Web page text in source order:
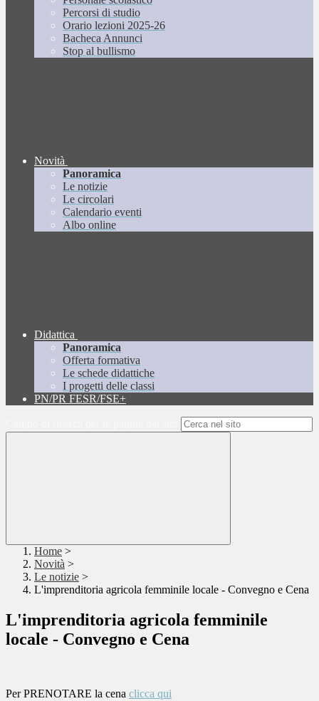
Percorsi di studio
Orario lezioni 2025-26
Bacheca Annunci
Stop al bullismo
Novità
Panoramica
Le notizie
Le circolari
Calendario eventi
Albo online
Didattica
Panoramica
Offerta formativa
Le schede didattiche
I progetti delle classi
PN/PR FESR/FSE+
Home >
Novità >
Le notizie >
L'imprenditoria agricola femminile locale - Convegno e Cena
L'imprenditoria agricola femminile
locale - Convegno e Cena
Per PRENOTARE la cena clicca qui